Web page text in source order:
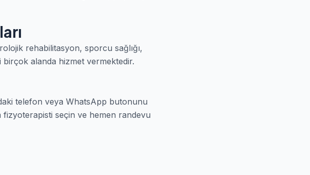
rehabilitasyon, sporcu sağlığı,
alanda hizmet vermektedir.
telefon veya WhatsApp butonunu
fizyoterapisti seçin ve hemen randevu